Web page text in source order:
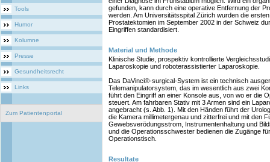
Tools
Humor
Kolumne
Presse
Gesundheitsrecht
Links
Zum Patientenportal
gefunden, kann durch eine operative Entfernung der
werden. Am Universitätsspital Zürich wurden die
Prostatektomien im September 2002 in der Schweiz
Eingriffen standardisiert.
Material und Methode
Klinische Studie, prospektiv kontrollierte
Laparoskopie und roboterassistierter Laparoskopie.
Das DaVinci®-surgical-System ist ein technisch
Telemanipulatorsystem, das im wesentlich aus zwei
führt den Eingriff an einer Konsole aus, von wo er die
steuert. Am fahrbaren Stativ mit 3 Armen sind ein
angebracht (s. Abb. 1). Mit den Händen führt der
die Kamera millimetergenau und zitterfrei und mit den
Gewebsverödungsstrom, Instrumentenhaltung und
und die Operationsschwester bedienen die Zugänge
Operationstisch.
Resultate